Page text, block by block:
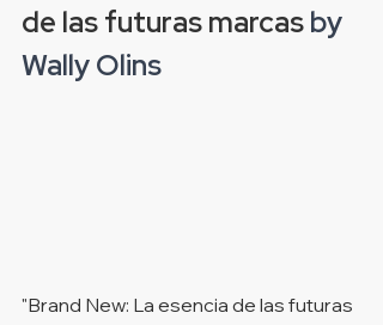
de las futuras marcas by
Wally Olins
"Brand New: La esencia de las futuras